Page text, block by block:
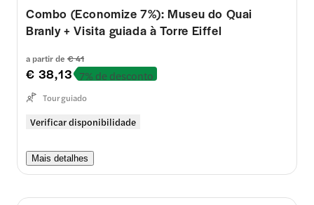
Combo (Economize 7%): Museu do Quai
Branly + Visita guiada à Torre Eiffel
a partir de € 41
€ 38,13 7% de desconto
Verificar disponibilidade
Tour guiado
Mais detalhes